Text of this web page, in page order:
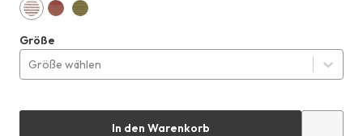
CHF 79.99
Größe
Größe wählen
In den Warenkorb